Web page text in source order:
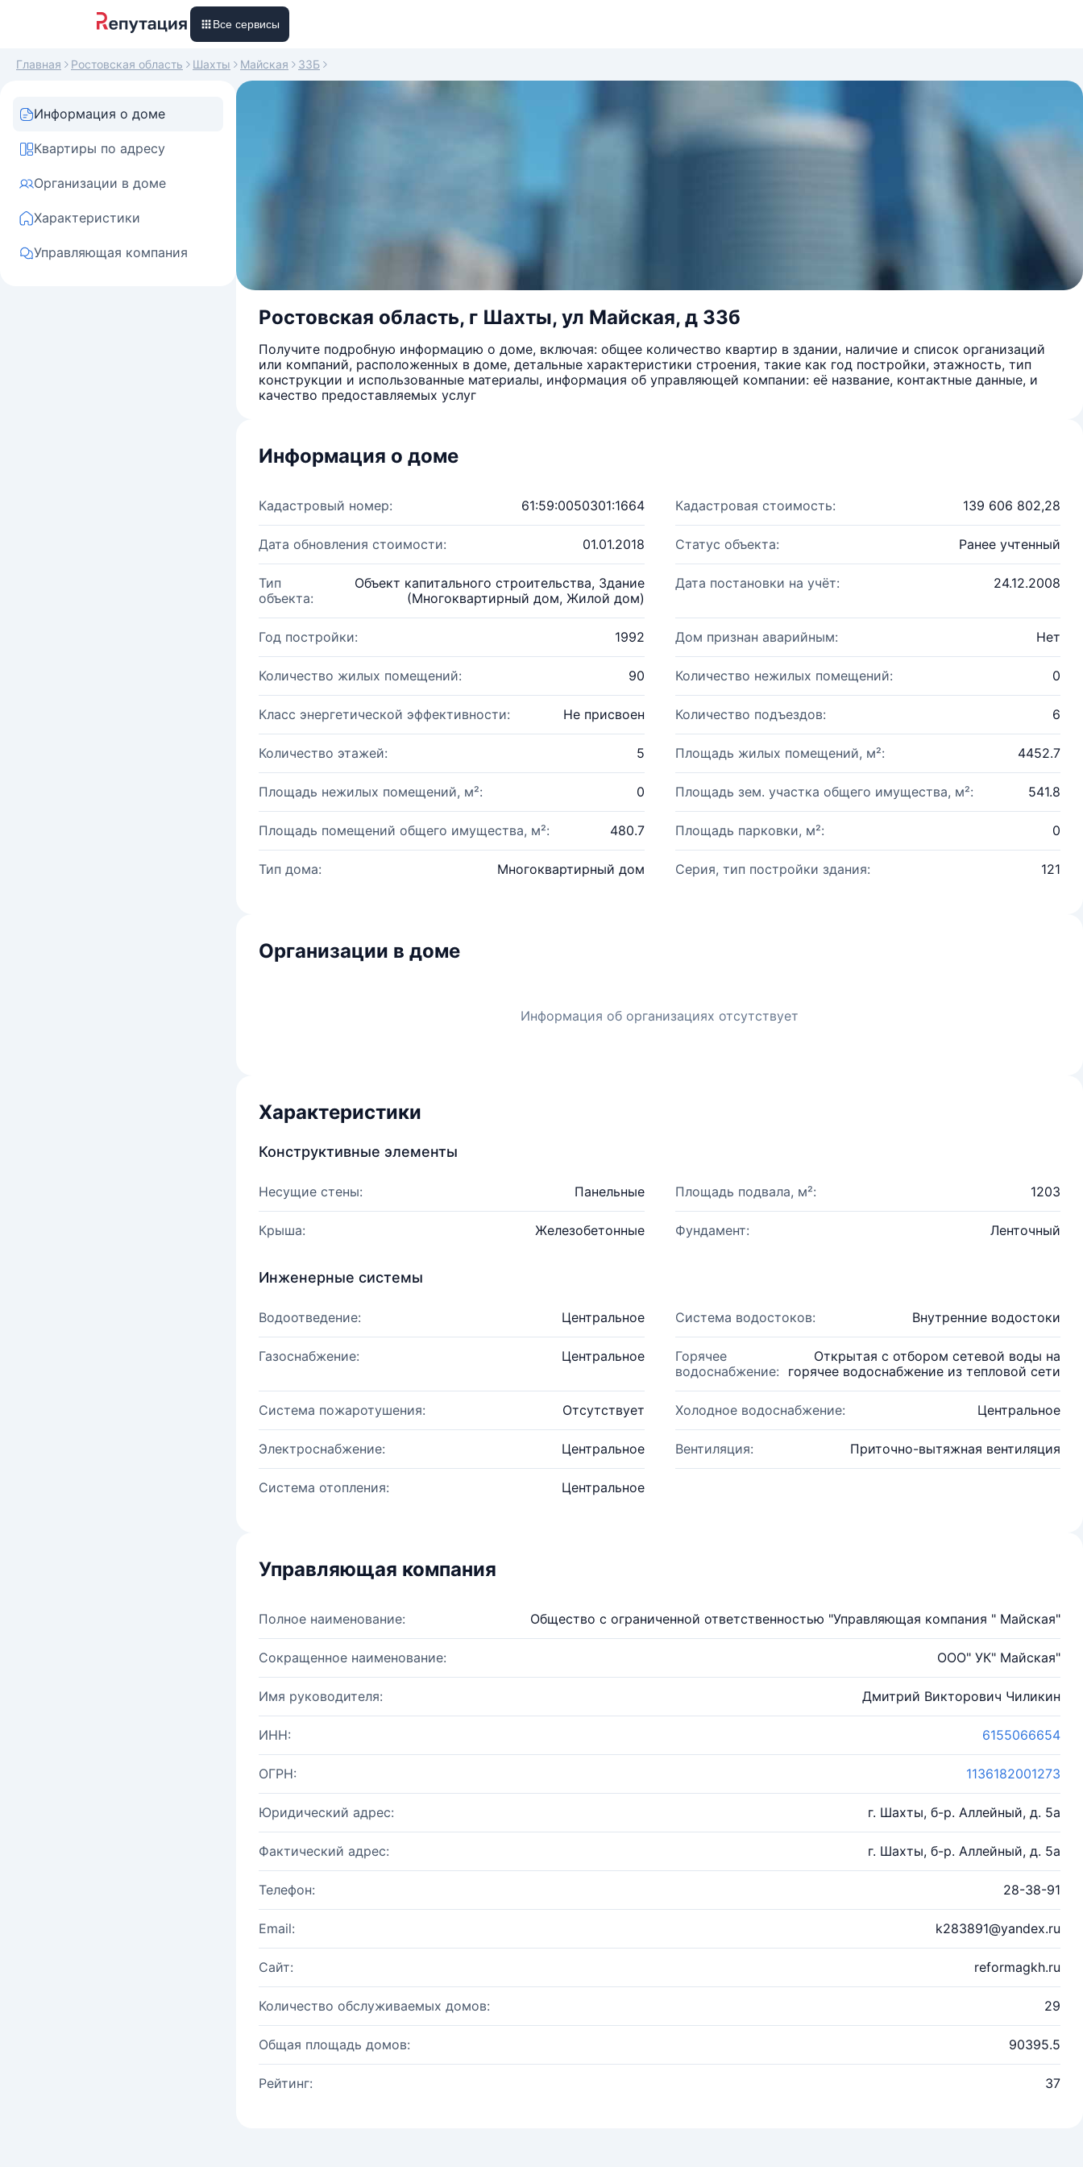
Все сервисы
Главная Ростовская область Шахты Майская 33Б
Информация о доме
Квартиры по адресу
Организации в доме
Характеристики
Управляющая компания
Ростовская область, г Шахты, ул Майская, д 33б
Получите подробную информацию о доме, включая: общее количество квартир в здании, наличие и список организаций
или компаний, расположенных в доме, детальные характеристики строения, такие как год постройки, этажность, тип
конструкции и использованные материалы, информация об управляющей компании: её название, контактные данные, и
качество предоставляемых услуг
Информация о доме
Кадастровый номер: 61:59:0050301:1664 Кадастровая стоимость: 139 606 802,28
Дата обновления стоимости: 01.01.2018 Статус объекта: Ранее учтенный
Тип
объекта:
Объект капитального строительства, Здание
(Многоквартирный дом, Жилой дом)
Дата постановки на учёт: 24.12.2008
Год постройки: 1992 Дом признан аварийным: Нет
Количество жилых помещений: 90 Количество нежилых помещений: 0
Класс энергетической эффективности: Не присвоен Количество подъездов: 6
Количество этажей: 5 Площадь жилых помещений, м²: 4452.7
Площадь нежилых помещений, м²: 0 Площадь зем. участка общего имущества, м²: 541.8
Площадь помещений общего имущества, м²: 480.7 Площадь парковки, м²: 0
Тип дома: Многоквартирный дом Серия, тип постройки здания: 121
Организации в доме
Информация об организациях отсутствует
Характеристики
Конструктивные элементы
Несущие стены: Панельные Площадь подвала, м²: 1203
Крыша: Железобетонные Фундамент: Ленточный
Инженерные системы
Водоотведение: Центральное Система водостоков: Внутренние водостоки
Газоснабжение: Центральное
Горячее
водоснабжение:
Открытая с отбором сетевой воды на
горячее водоснабжение из тепловой сети
Система пожаротушения: Отсутствует Холодное водоснабжение: Центральное
Электроснабжение: Центральное Вентиляция: Приточно-вытяжная вентиляция
Система отопления: Центральное
Управляющая компания
Полное наименование: Общество с ограниченной ответственностью "Управляющая компания " Майская"
Сокращенное наименование: ООО" УК" Майская"
Имя руководителя: Дмитрий Викторович Чиликин
ИНН: 6155066654
ОГРН: 1136182001273
Юридический адрес: г. Шахты, б-р. Аллейный, д. 5а
Фактический адрес: г. Шахты, б-р. Аллейный, д. 5а
Телефон: 28-38-91
Email: k283891@yandex.ru
Сайт: reformagkh.ru
Количество обслуживаемых домов: 29
Общая площадь домов: 90395.5
Рейтинг: 37